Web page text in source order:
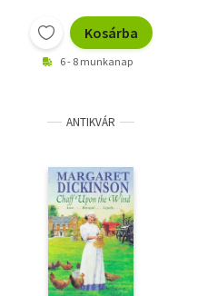
Kosárba
6 - 8 munkanap
ANTIKVÁR